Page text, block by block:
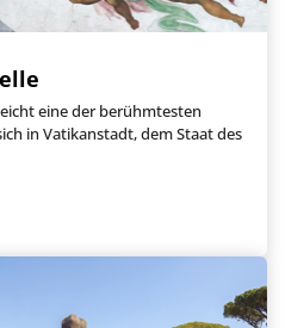
eine der berühmtesten
in Vatikanstadt, dem Staat des